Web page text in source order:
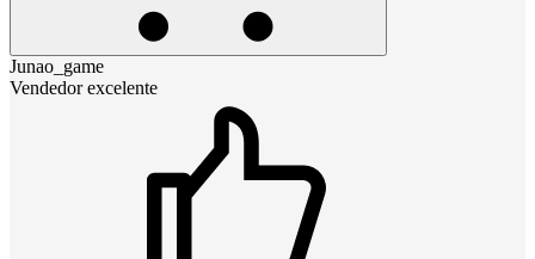
Junao_game
Vendedor excelente